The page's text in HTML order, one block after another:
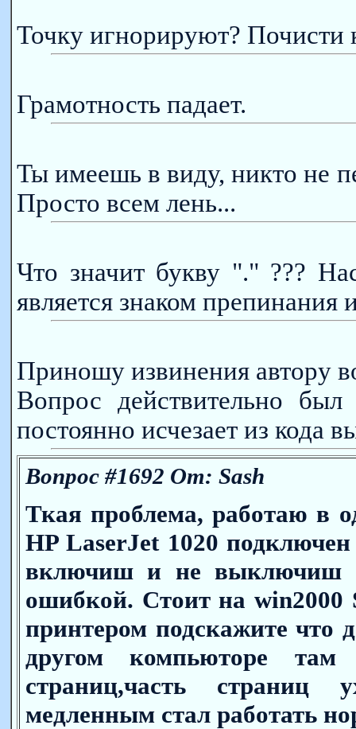
Точку игнорируют? Почисти
Грамотность падает.
Ты имеешь в виду, никто не
Просто всем лень...
Что значит букву "." ???
является знаком препинания
Приношу извинения автору
Вопрос действительно
постоянно исчезает из кода
Вопрос #1692 От: Sash
Ткая проблема, работаю в
HP LaserJet 1020
включиш и не выключиш
ошибкой. Стоит на win2000
принтером подскажите что
другом компьюторе
страниц,часть страниц
медленным стал работать